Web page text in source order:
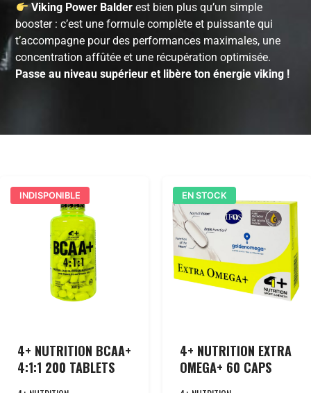
Viking Power Balderest bien plus qu’un simple
booster : c’est une formule complète et puissante qui
t’accompagne pour des performances maximales, une
concentration affûtée et une récupération optimisée.
Passe au niveau supérieur et libère ton énergie viking !
INDISPONIBLE
4+ NUTRITION BCAA+
4:1:1 200 TABLETS
EN STOCK
4+ NUTRITION EXTRA
OMEGA+ 60 CAPS